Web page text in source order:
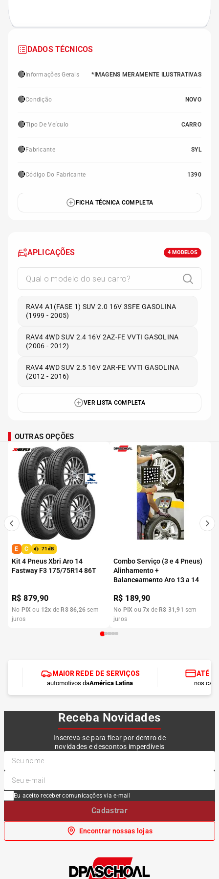
DADOS TÉCNICOS
🔴 Informações Gerais *IMAGENS MERAMENTE ILUSTRATIVAS
🔴Condição NOVO
🔴Tipo De Veículo CARRO
🔴 Fabricante SYL
🔴Código Do Fabricante 1390
FICHA TÉCNICA COMPLETA
APLICAÇÕES 4 MODELOS
RAV4 A1(FASE 1) SUV 2.0 16V 3SFE GASOLINA
(1999 - 2005)
RAV4 4WD SUV 2.4 16V 2AZ-FE VVTI GASOLINA
(2006 - 2012)
RAV4 4WD SUV 2.5 16V 2AR-FE VVTI GASOLINA
(2012 - 2016)
VER LISTA COMPLETA
OUTRAS OPÇÕES
E C 71dB
Kit 4 Pneus Xbri Aro 14
Fastway F3 175/75R14 86T
R$879,90
No PIX ou 12x de R$ 86,26 sem
juros
Combo Serviço (3 e 4 Pneus)
Alinhamento +
Balanceamento Aro 13 a 14
R$ 189,90
No PIX ou7x de R$ 31 ,91 sem
juros
MAIOR REDE DE SERVIÇOS
automotivos daAmérica Latina
ATÉ
nos
Receba Novidades
Inscreva-se para ficar por dentro de
novidades e descontos imperdíveis
Eu aceito receber comunicações via e-mail
Cadastrar
Encontrar nossas lojas